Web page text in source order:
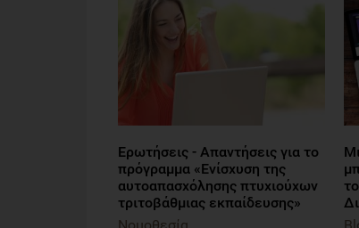
Ερωτήσεις - Απαντήσεις για το
πρόγραμμα «Ενίσχυση της
αυτοαπασχόλησης πτυχιούχων
τριτοβάθμιας εκπαίδευσης»